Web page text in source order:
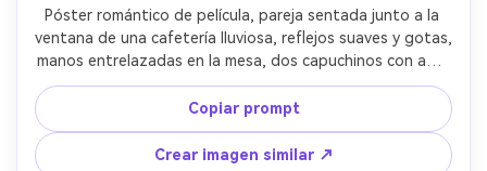
Póster romántico de película, pareja sentada junto a la
ventana de una cafetería lluviosa, reflejos suaves y gotas,
manos entrelazadas en la mesa, dos capuchinos con arte
latte, ropa de punto acogedora, ambiente íntimo, luz
ámbar cálida y azules lluviosos afuera, espacio negativo
para título arriba, capturada con 85mm f/1.8, graduación
cinematográfica, textura y grano ultra realistas --ar 4:5
Copiar prompt
Crear imagen similar ↗